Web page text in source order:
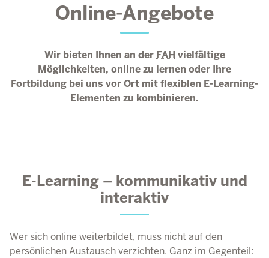
Online-Angebote
Wir bieten Ihnen an der FAH vielfältige
Möglichkeiten, online zu lernen oder Ihre
Fortbildung bei uns vor Ort mit flexiblen E-Learning-
Elementen zu kombinieren.
E-Learning – kommunikativ und
interaktiv
Wer sich online weiterbildet, muss nicht auf den
persönlichen Austausch verzichten. Ganz im Gegenteil: